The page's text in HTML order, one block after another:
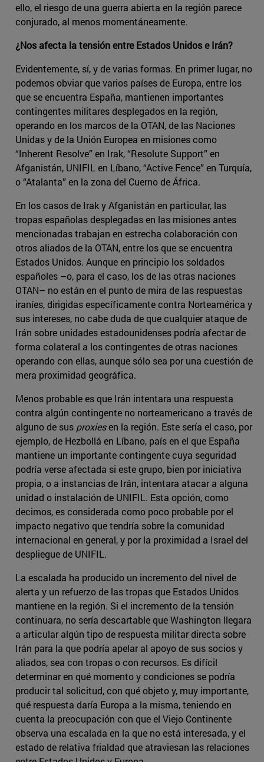
ello, el riesgo de una guerra abierta en la región parece
conjurado, al menos momentáneamente.
¿Nos afecta la tensión entre Estados Unidos e Irán?
Evidentemente, sí, y de varias formas. En primer lugar, no
podemos obviar que varios países de Europa, entre los
que se encuentra España, mantienen importantes
contingentes militares desplegados en la región,
operando en los marcos de la OTAN, de las Naciones
Unidas y de la Unión Europea en misiones como
“Inherent Resolve” en Irak, “Resolute Support” en
Afganistán, UNIFIL en Líbano, “Active Fence” en Turquía,
o “Atalanta” en la zona del Cuerno de África.
En los casos de Irak y Afganistán en particular, las
tropas españolas desplegadas en las misiones antes
mencionadas trabajan en estrecha colaboración con
otros aliados de la OTAN, entre los que se encuentra
Estados Unidos. Aunque en principio los soldados
españoles –o, para el caso, los de las otras naciones
OTAN– no están en el punto de mira de las respuestas
iraníes, dirigidas específicamente contra Norteamérica y
sus intereses, no cabe duda de que cualquier ataque de
Irán sobre unidades estadounidenses podría afectar de
forma colateral a los contingentes de otras naciones
operando con ellas, aunque sólo sea por una cuestión de
mera proximidad geográfica.
Menos probable es que Irán intentara una respuesta
contra algún contingente no norteamericano a través de
alguno de sus proxiesen la región. Este sería el caso, por
ejemplo, de Hezbollá en Líbano, país en el que España
mantiene un importante contingente cuya seguridad
podría verse afectada si este grupo, bien por iniciativa
propia, o a instancias de Irán, intentara atacar a alguna
unidad o instalación de UNIFIL. Esta opción, como
decimos, es considerada como poco probable por el
impacto negativo que tendría sobre la comunidad
internacional en general, y por la proximidad a Israel del
despliegue de UNIFIL.
La escalada ha producido un incremento del nivel de
alerta y un refuerzo de las tropas que Estados Unidos
mantiene en la región. Si el incremento de la tensión
continuara, no sería descartable que Washington llegara
a articular algún tipo de respuesta militar directa sobre
Irán para la que podría apelar al apoyo de sus socios y
aliados, sea con tropas o con recursos. Es difícil
determinar en qué momento y condiciones se podría
producir tal solicitud, con qué objeto y, muy importante,
qué respuesta daría Europa a la misma, teniendo en
cuenta la preocupación con que el Viejo Continente
observa una escalada en la que no está interesada, y el
estado de relativa frialdad que atraviesan las relaciones